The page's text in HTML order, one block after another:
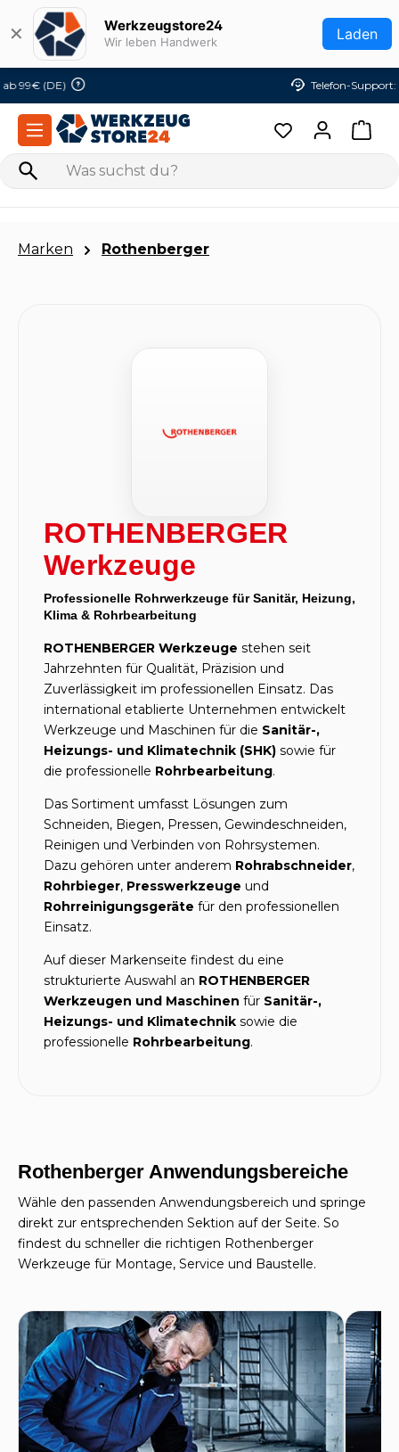
Zum Hauptinhalt springen
✕ Werkzeugstore24
Wir leben Handwerk Laden
06145 - 954 525 0
Marken Rothenberger
ROTHENBERGER
Werkzeuge
Professionelle Rohrwerkzeuge für Sanitär, Heizung,
Klima & Rohrbearbeitung
ROTHENBERGER Werkzeuge stehen seit
Jahrzehnten für Qualität, Präzision und
Zuverlässigkeit im professionellen Einsatz. Das
international etablierte Unternehmen entwickelt
Werkzeuge und Maschinen für die Sanitär-,
Heizungs- und Klimatechnik (SHK) sowie für
die professionelle Rohrbearbeitung.
Das Sortiment umfasst Lösungen zum
Schneiden, Biegen, Pressen, Gewindeschneiden,
Reinigen und Verbinden von Rohrsystemen.
Dazu gehören unter anderem Rohrabschneider,
Rohrbieger, Presswerkzeuge und
Rohrreinigungsgeräte für den professionellen
Einsatz.
Auf dieser Markenseite findest du eine
strukturierte Auswahl an ROTHENBERGER
Werkzeugen und Maschinen für Sanitär-,
Heizungs- und Klimatechnik sowie die
professionelle Rohrbearbeitung.
Rothenberger Anwendungsbereiche
Wähle den passenden Anwendungsbereich und springe
direkt zur entsprechenden Sektion auf der Seite. So
findest du schneller die richtigen Rothenberger
Werkzeuge für Montage, Service und Baustelle.